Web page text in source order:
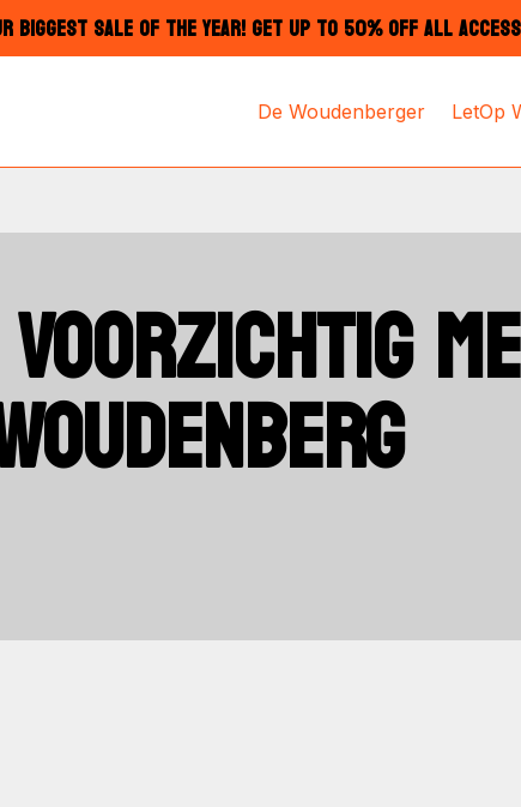
BIGGEST SALE OF THE YEAR! GET UP TO 50% OFF ALL
De Woudenberger LetOp